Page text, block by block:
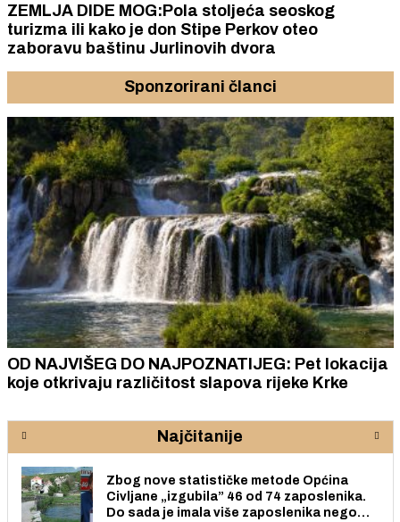
ZEMLJA DIDE MOG:Pola stoljeća seoskog
turizma ili kako je don Stipe Perkov oteo
zaboravu baštinu Jurlinovih dvora
Sponzorirani članci
OD NAJVIŠEG DO NAJPOZNATIJEG: Pet lokacija
koje otkrivaju različitost slapova rijeke Krke
Najčitanije
Zbog nove statističke metode Općina
Civljane „izgubila” 46 od 74 zaposlenika.
Do sada je imala više zaposlenika nego